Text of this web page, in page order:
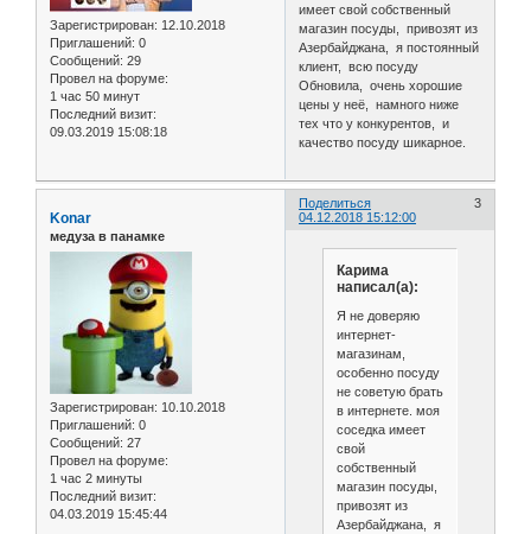
Зарегистрирован: 12.10.2018
Приглашений: 0
Сообщений: 29
Провел на форуме:
1 час 50 минут
Последний визит:
09.03.2019 15:08:18
имеет свой собственный
магазин посуды, привозят из
Азербайджана, я постоянный
клиент, всю посуду
Обновила, очень хорошие
цены у неё, намного ниже
тех что у конкурентов, и
качество посуду шикарное.
Поделиться
3
04.12.2018 15:12:00
Konar
медуза в панамке
Зарегистрирован: 10.10.2018
Приглашений: 0
Сообщений: 27
Провел на форуме:
1 час 2 минуты
Последний визит:
04.03.2019 15:45:44
Карима
написал(а):
Я не доверяю
интернет-
магазинам,
особенно посуду
не советую брать
в интернете. моя
соседка имеет
свой
собственный
магазин посуды,
привозят из
Азербайджана, я